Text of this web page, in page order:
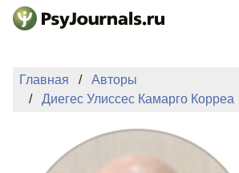
Перейти к основному содержанию
ИЗДАНИЯ
АВТОРЫ
ПОДАТЬ РУКОПИСЬ
БАЗА ЗНАНИЙ
КЛЮЧЕВЫЕ СЛОВА
Главная
Авторы
Диегес Улиссес Камарго Корреа